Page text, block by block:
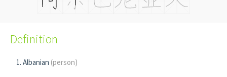
Definition
Albanian (person)